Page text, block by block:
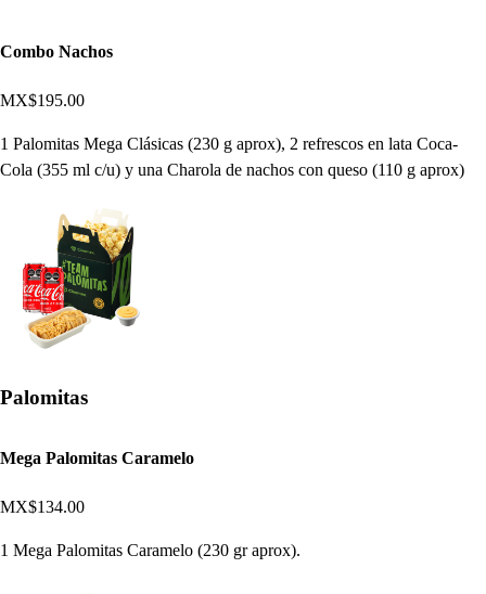
Combo Nachos
MX$195.00
1 Palomitas Mega Clásicas (230 g aprox), 2 refrescos en lata Coca-
Cola (355 ml c/u) y una Charola de nachos con queso (110 g aprox)
Palomitas
Mega Palomitas Caramelo
MX$134.00
1 Mega Palomitas Caramelo (230 gr aprox).